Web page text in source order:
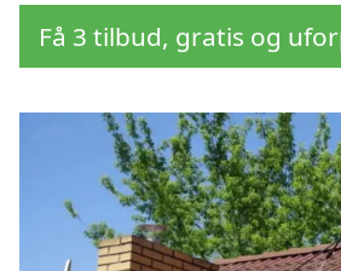
Få 3 tilbud, gratis og